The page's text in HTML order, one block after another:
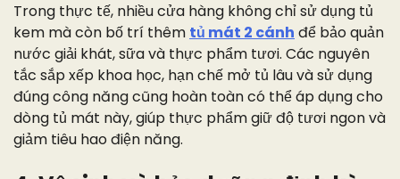
Trong thực tế, nhiều cửa hàng không chỉ sử dụng tủ
kem mà còn bố trí thêm tủ mát 2 cánh để bảo quản
nước giải khát, sữa và thực phẩm tươi. Các nguyên
tắc sắp xếp khoa học, hạn chế mở tủ lâu và sử dụng
đúng công năng cũng hoàn toàn có thể áp dụng cho
dòng tủ mát này, giúp thực phẩm giữ độ tươi ngon và
giảm tiêu hao điện năng.